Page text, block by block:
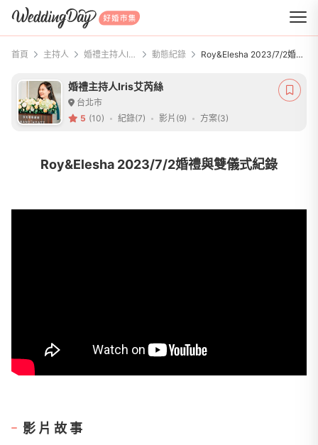
WeddingDay 好婚市集
首頁 主持人 婚禮主持人Iris艾芮絲 動態紀錄 Roy&Elesha 2023/7/2婚禮與雙儀式紀錄
婚禮主持人Iris艾芮絲
台北市
5 (10) 紀錄(7) 影片(9) 方案(3)
Roy&Elesha 2023/7/2婚禮與雙儀式紀錄
影片故事